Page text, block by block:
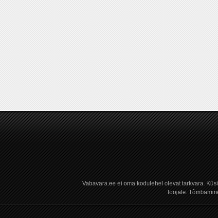
Vabavara.ee ei oma kodulehel olevat tarkvara.
loojale.